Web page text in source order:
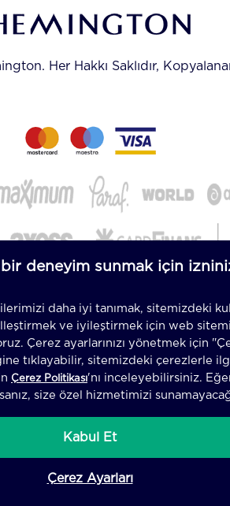
Her Hakkı Saklıdır,
E-Ticaret Sistemleriyle Hazırlanmıştır.